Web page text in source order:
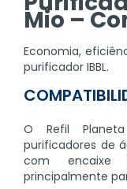
Mio –
Economia,
purificador IBBL.
O Refil
purificadores de
com encaixe
principalmente